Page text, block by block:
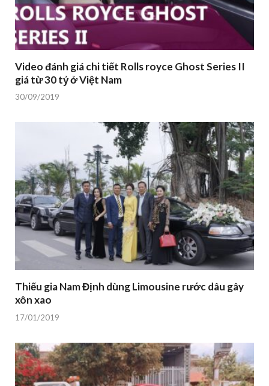
Video đánh giá chi tiết Rolls royce Ghost Series II
giá từ 30 tỷ ở Việt Nam
30/09/2019
Thiếu gia Nam Định dùng Limousine rước dâu gây
xôn xao
17/01/2019